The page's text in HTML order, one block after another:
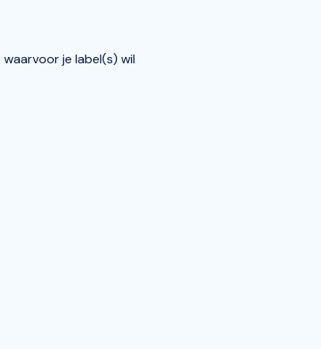
je label(s) wil